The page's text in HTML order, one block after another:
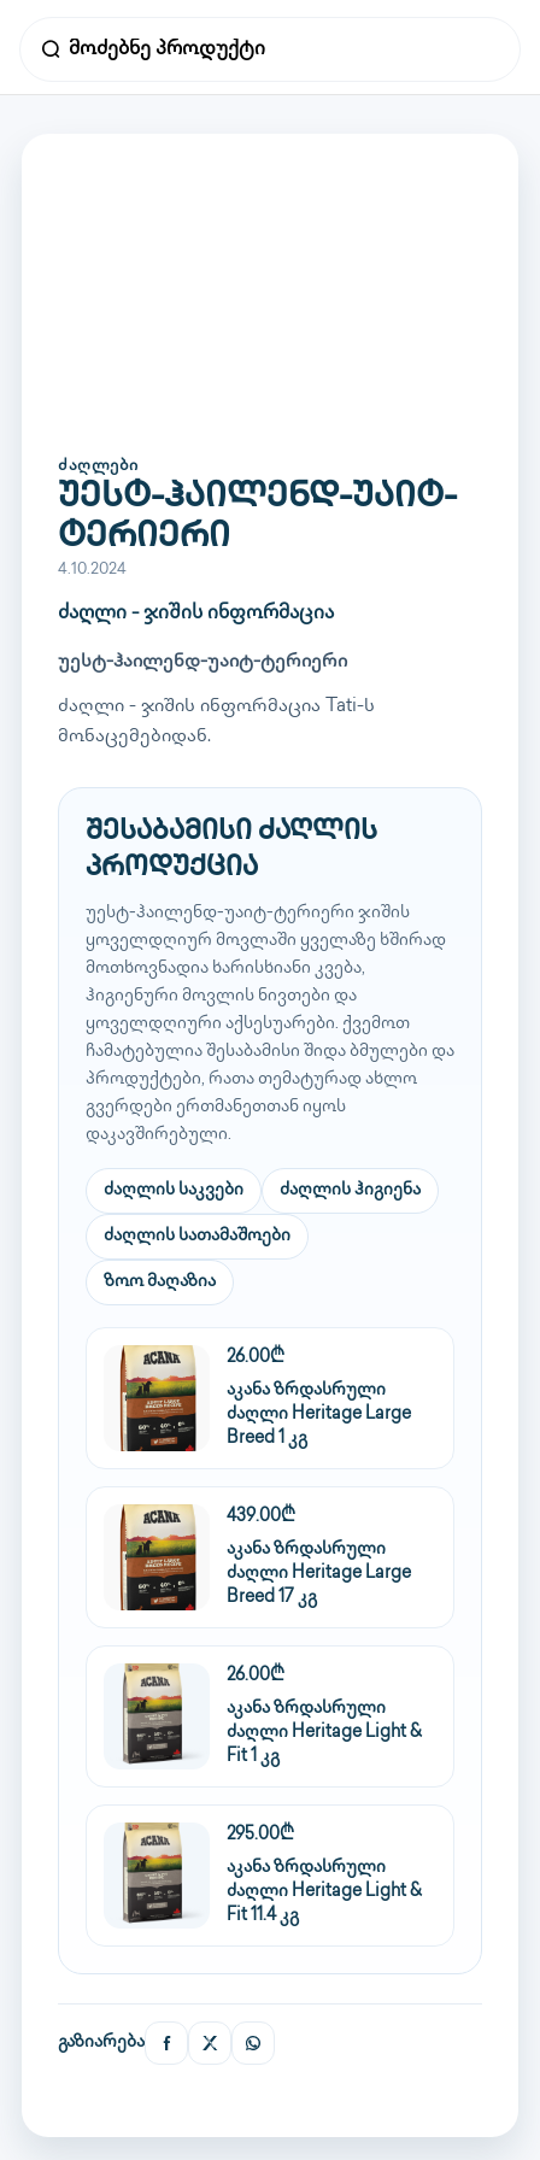
ᲫᲐᲦᲚᲔᲑᲘ
უესტ-ჰაილენდ-უაიტ-
ტერიერი
4.10.2024
ძაღლი - ჯიშის ინფორმაცია
უესტ-ჰაილენდ-უაიტ-ტერიერი
ძაღლი - ჯიშის ინფორმაცია Tati-ს
მონაცემებიდან.
შესაბამისი ძაღლის
პროდუქცია
უესტ-ჰაილენდ-უაიტ-ტერიერი ჯიშის
ყოველდღიურ მოვლაში ყველაზე ხშირად
მოთხოვნადია ხარისხიანი კვება,
ჰიგიენური მოვლის ნივთები და
ყოველდღიური აქსესუარები. ქვემოთ
ჩამატებულია შესაბამისი შიდა ბმულები და
პროდუქტები, რათა თემატურად ახლო
გვერდები ერთმანეთთან იყოს
დაკავშირებული.
ძაღლის საკვები ძაღლის ჰიგიენა
ძაღლის სათამაშოები
ზოო მაღაზია
26.00₾
აკანა ზრდასრული
ძაღლი Heritage Large
Breed 1 კგ
439.00₾
აკანა ზრდასრული
ძაღლი Heritage Large
Breed 17 კგ
26.00₾
აკანა ზრდასრული
ძაღლი Heritage Light &
Fit 1 კგ
295.00₾
აკანა ზრდასრული
ძაღლი Heritage Light &
Fit 11.4 კგ
გაზიარება